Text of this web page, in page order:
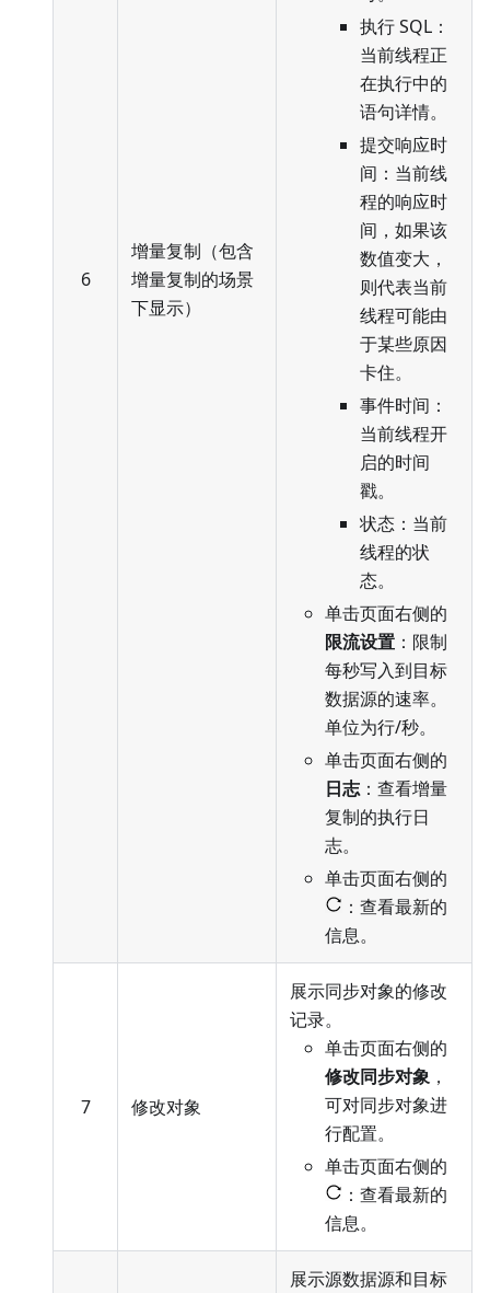
6
增量复制（包含
增量复制的场景
下显示）
执行 SQL：
当前线程正
在执行中的
语句详情。
提交响应时
间：当前线
程的响应时
间，如果该
数值变大，
则代表当前
线程可能由
于某些原因
卡住。
事件时间：
当前线程开
启的时间
戳。
状态：当前
线程的状
态。
单击页面右侧的
限流设置 ：限制
每秒写入到目标
数据源的速率。
单位为行/秒。
单击页面右侧的
日志：查看增量
复制的执行日
志。
单击页面右侧的
：查看最新的
信息。
7 修改对象
展示同步对象的修改
记录。
单击页面右侧的
修改同步对象 ，
可对同步对象进
行配置。
单击页面右侧的
：查看最新的
信息。
展示源数据源和目标